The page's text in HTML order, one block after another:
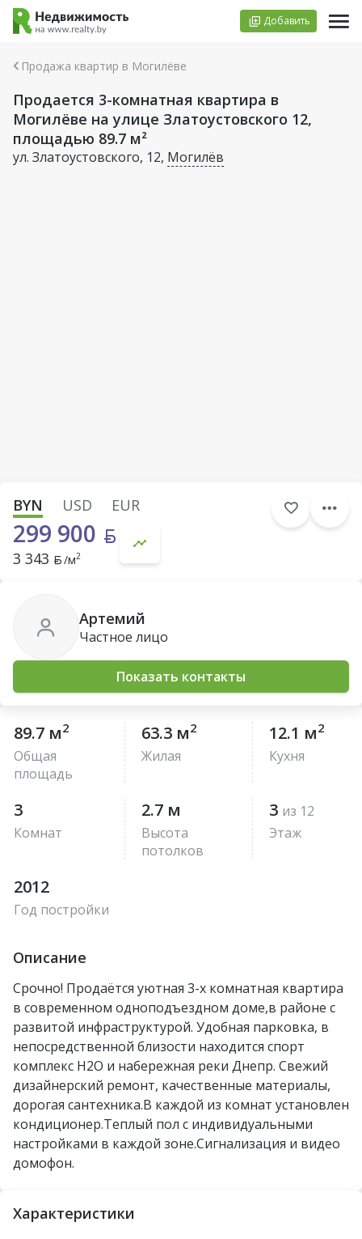
Добавить
Продажа квартир в Могилёве
Продается 3-комнатная квартира в
Могилёве на улице Златоустовского 12,
площадью 89.7 м²
ул. Златоустовского, 12, Могилёв
89.7 м2
Общая
площадь
63.3 м2
Жилая
12.1 м2
Кухня
3
Комнат
2.7 м
Высота
потолков
3 из 12
Этаж
2012
Год постройки
Описание
Срочно! Продаётся уютная 3-х комнатная квартира
в современном одноподъездном доме,в районе с
развитой инфраструктурой. Удобная парковка, в
непосредственной близости находится спорт
комплекс H2O и набережная реки Днепр. Свежий
дизайнерский ремонт, качественные материалы,
дорогая сантехника.В каждой из комнат установлен
кондиционер.Теплый пол с индивидуальными
настройками в каждой зоне.Сигнализация и видео
домофон.
Характеристики
BYN USD EUR
299 900
3 343 /м2
Артемий
Частное лицо
Показать контакты